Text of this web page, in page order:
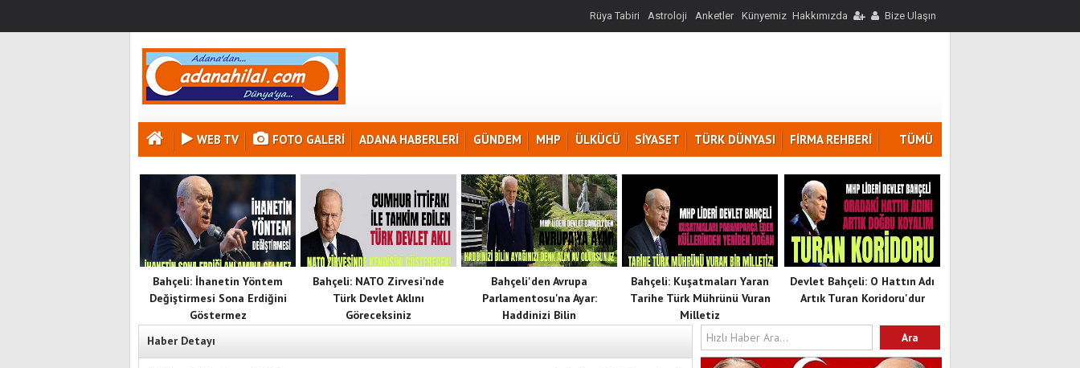
Rüya Tabiri Astroloji Anketler Künyemiz Hakkımızda Bize Ulaşın
WEB TV FOTO GALERI ADANA HABERLERİ GÜNDEM MHP ÜLKÜCÜ SİYASET TÜRK DÜNYASI FİRMA REHBERİ TÜMÜ
Bahçeli: İhanetin Yöntem
Değiştirmesi Sona Erdiğini
Göstermez
Bahçeli: NATO Zirvesi'nde
Türk Devlet Aklını
Göreceksiniz
Bahçeli'den Avrupa
Parlamentosu'na Ayar:
Haddinizi Bilin
Devlet Bahçeli: O Hattın Adı
Artık Turan Koridoru'dur
Bahçeli: Kuşatmaları Yaran
Tarihe Türk Mührünü Vuran
Milletiz
Haber Detayı